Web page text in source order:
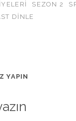
SEZON 2
DINLE
YAPIN